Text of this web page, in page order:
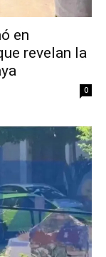
en
revelan la
0